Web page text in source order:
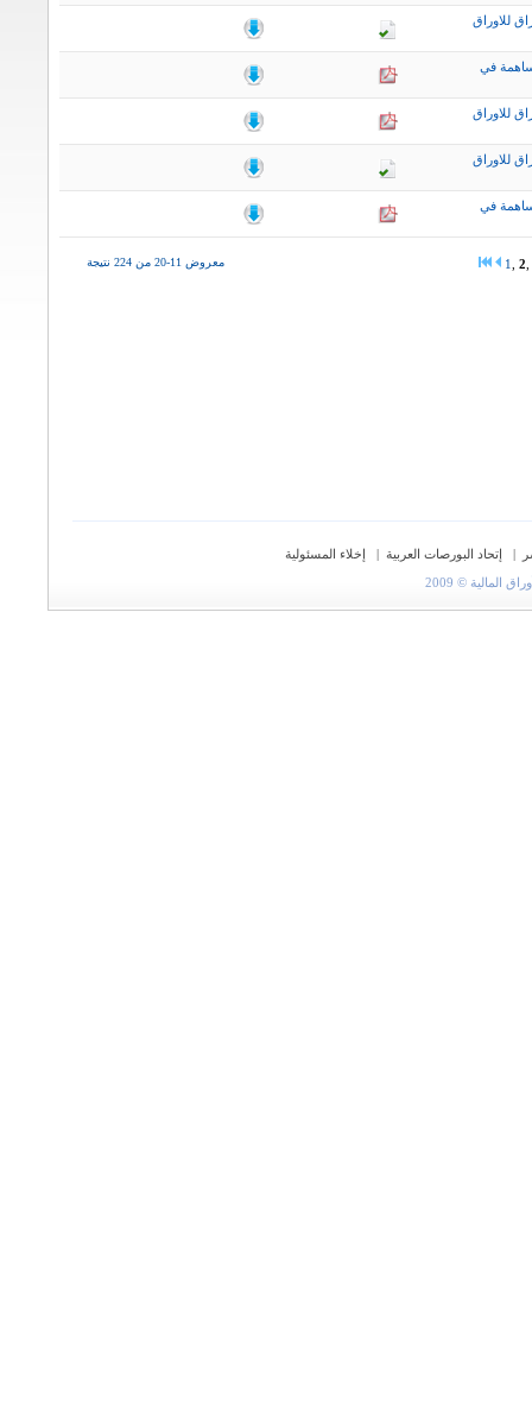
للاوراق
في
للاوراق
للاوراق
في
معروض 11-20 من 224 نتيجة 1 2
| إتحاد البورصات العربية |
إخلاء المسئولية
© 2009